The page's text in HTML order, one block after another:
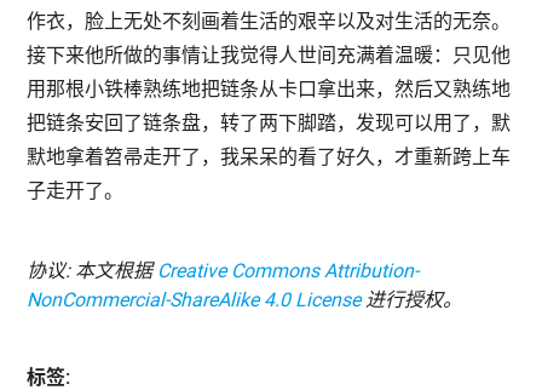
作衣，脸上无处不刻画着生活的艰辛以及对生活的无奈。
接下来他所做的事情让我觉得人世间充满着温暖：只见他
用那根小铁棒熟练地把链条从卡口拿出来，然后又熟练地
把链条安回了链条盘，转了两下脚踏，发现可以用了，默
默地拿着笤帚走开了，我呆呆的看了好久，才重新跨上车
子走开了。
协议: 本文根据 Creative Commons Attribution-
NonCommercial-ShareAlike 4.0 License进行授权。
标签: